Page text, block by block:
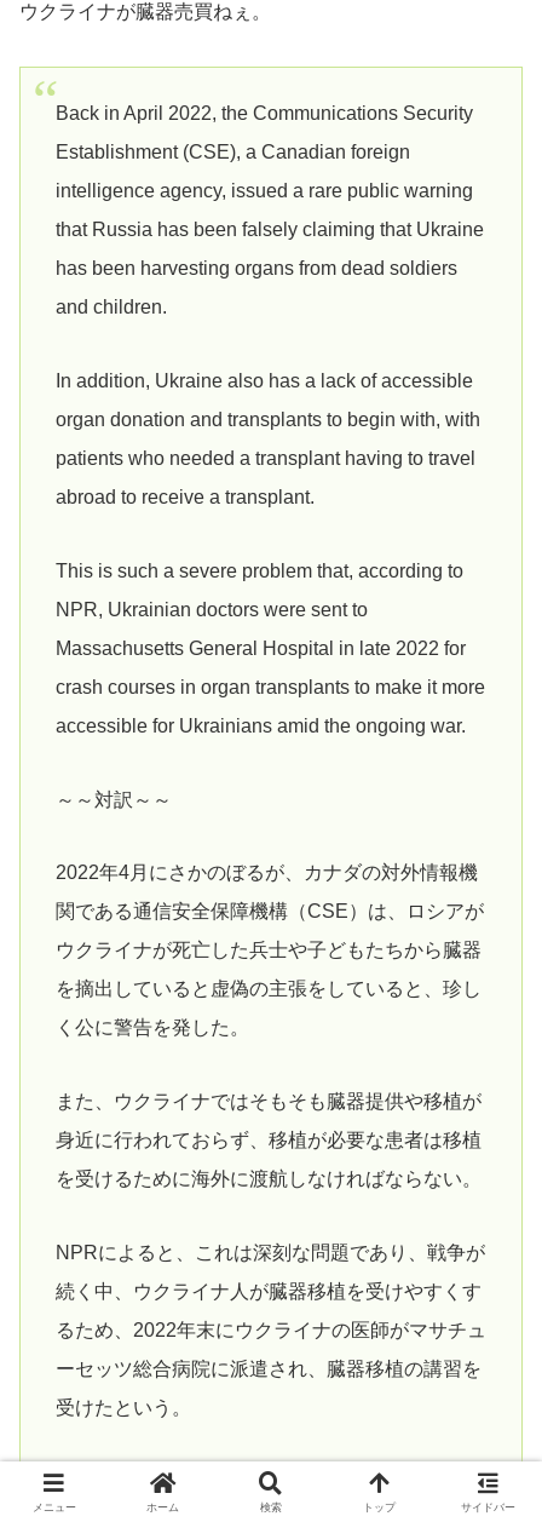
ウクライナが臓器売買ねぇ。
Back in April 2022, the Communications Security
Establishment (CSE), a Canadian foreign
intelligence agency, issued a rare public warning
that Russia has been falsely claiming that Ukraine
has been harvesting organs from dead soldiers
and children.
In addition, Ukraine also has a lack of accessible
organ donation and transplants to begin with, with
patients who needed a transplant having to travel
abroad to receive a transplant.
This is such a severe problem that, according to
NPR, Ukrainian doctors were sent to
Massachusetts General Hospital in late 2022 for
crash courses in organ transplants to make it more
accessible for Ukrainians amid the ongoing war.
～～対訳～～
2022年4月にさかのぼるが、カナダの対外情報機
関である通信安全保障機構（CSE）は、ロシアが
ウクライナが死亡した兵士や子どもたちから臓器
を摘出していると虚偽の主張をしていると、珍し
く公に警告を発した。
また、ウクライナではそもそも臓器提供や移植が
身近に行われておらず、移植が必要な患者は移植
を受けるために海外に渡航しなければならない。
NPRによると、これは深刻な問題であり、戦争が
続く中、ウクライナ人が臓器移植を受けやすくす
るため、2022年末にウクライナの医師がマサチュ
ーセッツ総合病院に派遣され、臓器移植の講習を
受けたという。
Jerusalem Postより
メニュー ホーム 検索 トップ サイドバー